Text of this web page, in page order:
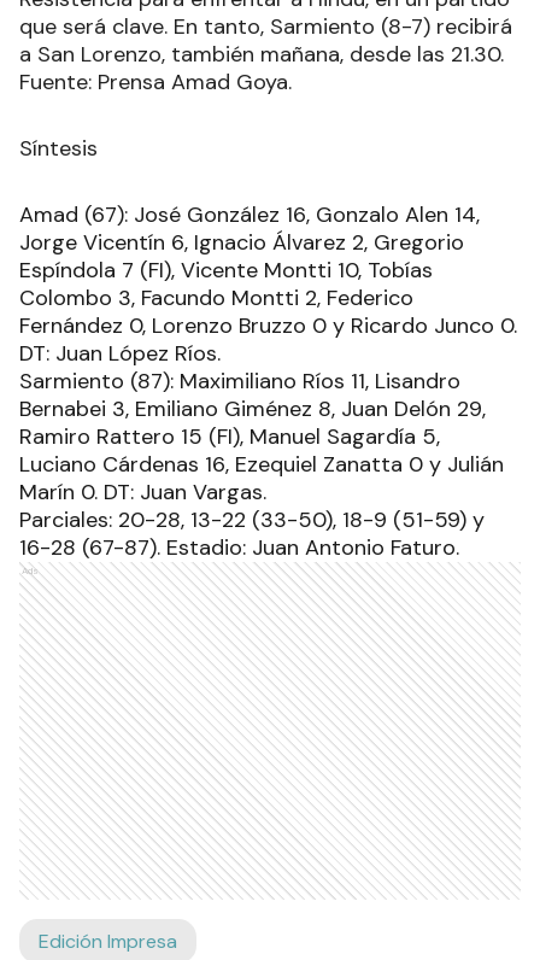
que será clave. En tanto, Sarmiento (8-7) recibirá
a San Lorenzo, también mañana, desde las 21.30.
Fuente: Prensa Amad Goya.
Síntesis
Amad (67): José González 16, Gonzalo Alen 14,
Jorge Vicentín 6, Ignacio Álvarez 2, Gregorio
Espíndola 7 (FI), Vicente Montti 10, Tobías
Colombo 3, Facundo Montti 2, Federico
Fernández 0, Lorenzo Bruzzo 0 y Ricardo Junco 0.
DT: Juan López Ríos.
Sarmiento (87): Maximiliano Ríos 11, Lisandro
Bernabei 3, Emiliano Giménez 8, Juan Delón 29,
Ramiro Rattero 15 (FI), Manuel Sagardía 5,
Luciano Cárdenas 16, Ezequiel Zanatta 0 y Julián
Marín 0. DT: Juan Vargas.
Parciales: 20-28, 13-22 (33-50), 18-9 (51-59) y
16-28 (67-87). Estadio: Juan Antonio Faturo.
Ads
Edición Impresa